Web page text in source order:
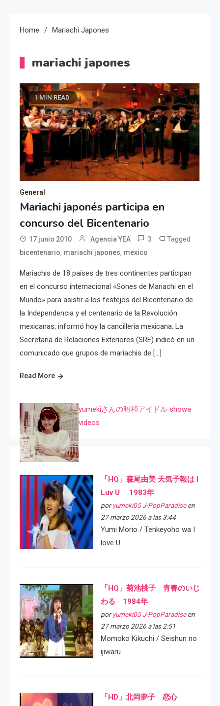
Home Mariachi Japones
mariachi japones
1 MIN READ
General
Mariachi japonés participa en
concurso del Bicentenario
17 junio 2010 Agencia YEA 3 Tagged
bicentenario, mariachi japones, mexico
Mariachis de 18 países de tres continentes participan
en el concurso internacional «Sones de Mariachi en el
Mundo» para asistir a los festejos del Bicentenario de
la Independencia y el centenario de la Revolución
mexicanas, informó hoy la cancillería mexicana. La
Secretaría de Relaciones Exteriores (SRE) indicó en un
comunicado que grupos de mariachis de […]
Read More
yumekiさんの昭和アイドル showa
videos
「HQ」森尾由美 天気予報は I
Luv U 1983年
por yumeki05 J-PopParadiseen
27 marzo 2026 a las 3:44
Yumi Morio / Tenkeyoho wa I
love U
「HQ」菊池桃子 青春のいじ
わる 1984年
por yumeki05 J-PopParadiseen
27 marzo 2026 a las 2:51
Momoko Kikuchi / Seishun no
ijiwaru
「HD」北岡夢子 恋心